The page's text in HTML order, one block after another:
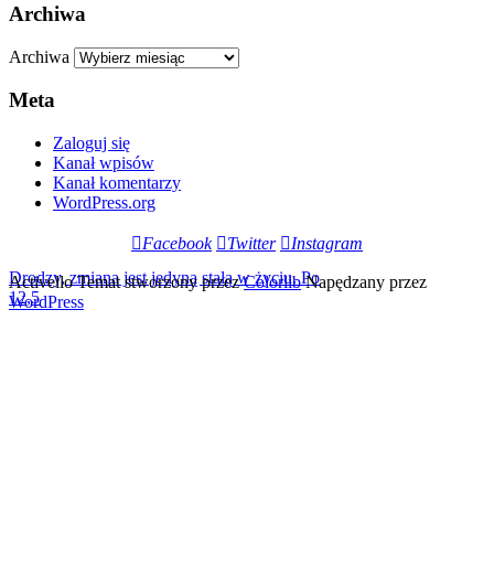
Drodzy, zmiana jest jedyną stałą w życiu. Po
12,5
Archiwa
Archiwa
Meta
Zaloguj się
Kanał wpisów
Kanał komentarzy
WordPress.org
Facebook Twitter Instagram
Activello Temat stworzony przezColorlibNapędzany przez
WordPress